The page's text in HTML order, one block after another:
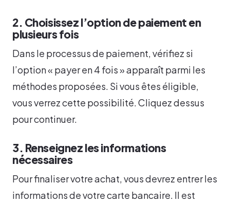
2. Choisissez l’option de paiement en
plusieurs fois
Dans le processus de paiement, vérifiez si
l’option « payer en 4 fois » apparaît parmi les
méthodes proposées. Si vous êtes éligible,
vous verrez cette possibilité. Cliquez dessus
pour continuer.
3. Renseignez les informations
nécessaires
Pour finaliser votre achat, vous devrez entrer les
informations de votre carte bancaire. Il est